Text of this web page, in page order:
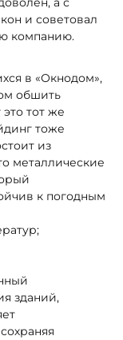
и советовал
компанию.
в «Окнодом»,
обшить
это тот же
тоже
из
металлические
к погодным
зданий,